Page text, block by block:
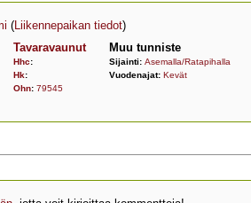
(Liikennepaikan tiedot)
Tavaravaunut
Hhc:
Hk:
Ohn: 79545
Muu tunniste
Sijainti: Asemalla/Ratapihalla
Vuodenajat: Kevät